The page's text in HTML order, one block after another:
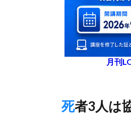
月刊
死者3人